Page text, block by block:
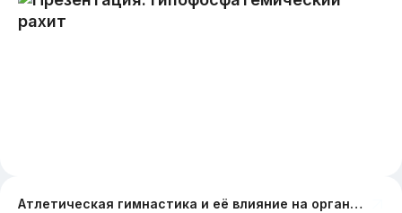
Атлетическая гимнастика и её влияние на организм человека